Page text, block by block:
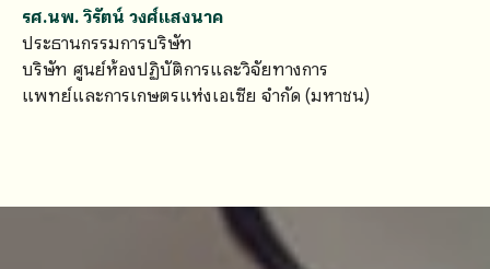
รศ.นพ. วิรัตน์ วงศ์แสงนาค
ประธานกรรมการบริษัท
บริษัท ศูนย์ห้องปฏิบัติการและวิจัยทางการ
แพทย์และการเกษตรแห่งเอเซีย จำกัด (มหาชน)